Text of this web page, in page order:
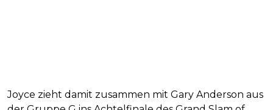
Joyce zieht damit zusammen mit Gary Anderson aus